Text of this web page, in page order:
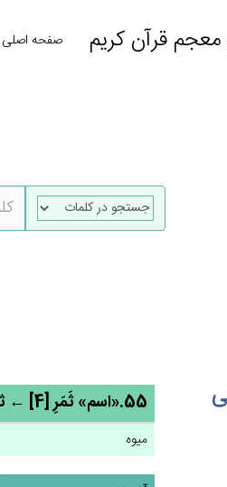
معجم قرآن کریم صفحه اصلی
55.«اسم» ثَمَرِ [4] ← ثمر
میوه